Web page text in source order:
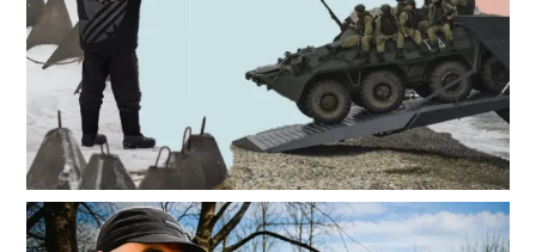
Полковник ВСУ рассказал, выдержит ли Одесса
новое наступление
2